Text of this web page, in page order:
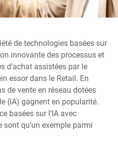
de technologies basées sur
innovante des processus et
d’achat assistées par le
essor dans le Retail. En
de vente en réseau dotées
(IA) gagnent en popularité.
basées sur l’IA avec
sont qu’un exemple parmi